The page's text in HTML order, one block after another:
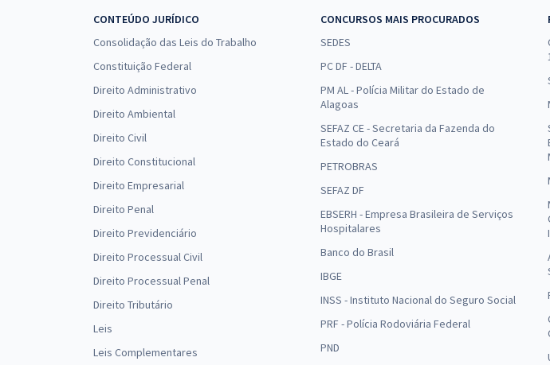
CONTEÚDO JURÍDICO
Consolidação das Leis do Trabalho
Constituição Federal
Direito Administrativo
Direito Ambiental
Direito Civil
Direito Constitucional
Direito Empresarial
Direito Penal
Direito Previdenciário
Direito Processual Civil
Direito Processual Penal
Direito Tributário
Leis
Leis Complementares
CONCURSOS MAIS PROCURADOS
SEDES
PC DF - DELTA
PM AL - Polícia Militar do Estado de
Alagoas
SEFAZ CE - Secretaria da Fazenda do
Estado do Ceará
PETROBRAS
SEFAZ DF
EBSERH - Empresa Brasileira de Serviços
Hospitalares
Banco do Brasil
IBGE
INSS - Instituto Nacional do Seguro Social
PRF - Polícia Rodoviária Federal
PND